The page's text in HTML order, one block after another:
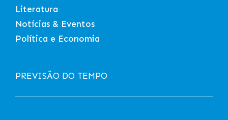
Literatura
Notícias & Eventos
Política e Economia
PREVISÃO DO TEMPO